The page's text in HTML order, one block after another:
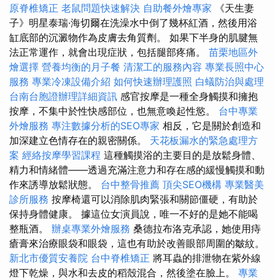
原脊椎矯正 老鼠問題快速解決 自助餐外燴專家 《天生妻
子》明星泰瑞·海切爾在洗澡水中倒了幾杯紅酒，然後用浴
缸底部的沉澱物作為皮膚去角質劑。 如果下半身的肌腱無
法正常運作，就會出現症狀，包括腿部疼痛。 苗栗地區外
燴選擇 營養均衡的月子餐 清潔工的服務內容 專業長照中心
服務 專業冷凍設備介紹 如何快速辦理護照 白蟻防治與處理
台南台胞證辦理詳細資訊 感官按摩是一種全身觸摸和擁抱
按摩，不集中於性快感部位，也無意喚起性慾。 台中專業
外燴服務 專注數據分析的SEO專家 相反，它是關於創造和
加深建立色情存在的親密關係。 天花板漏水的緊急處理方
案 經絡按摩學習課程 這種觸摸浴的主要目的是放鬆身體、
精力和情緒體——透過充滿注意力和存在感的緩慢觸摸和動
作來誘導放鬆狀態。 台中整骨推薦 頂尖SEO機構 專業醫美
診所服務 按摩椅還可以消除肌肉緊張和關節僵硬，有助於
保持身體健康。 據這位女演員說，唯一不好的是她不能喝
整瓶酒。 辦桌專業外燴服務 桑德拉布洛克承認，她使用痔
瘡膏來治療眼袋和眼袋，這也有助於改善眼部周圍的皺紋。
新北市優質安養院 台中脊椎矯正 將耳蟲的排泄物在紫外線
燈下乾燥，與水和去皮的稻殼混合，然後塗在臉上。 專業